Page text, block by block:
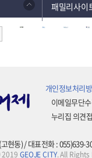
패밀리사이
개인정보처리
이메일무단
누리집 의견
현동) / 대표전화 : 055)639-
GEOJE CITY. All